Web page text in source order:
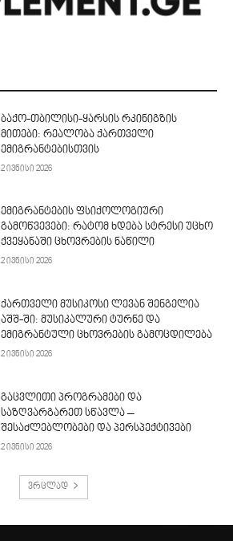
ბაქო-თბილისი-ყარსის რკინიგზის
მითები: რეალობა ქართველი
ემიგრანტებისთვის
2 ივნისი 2026
ემიგრანტების ფსიქოლოგიური
გამოწვევები: რატომ ხდება სტრესი უცხო
ქვეყანაში ცხოვრების ნაწილი
2 ივნისი 2026
ქართველი მუსიკოსი ლევან შენგელია
აშშ-ში: მუსიკალური ტურნე და
ემიგრანტული ცხოვრების გამოცდილება
2 ივნისი 2026
გაცვლითი პროგრამები და
საზღვარგარეთ სწავლა –
შესაძლებლობები და პერსპექტივები
2 ივნისი 2026
ვრცლად